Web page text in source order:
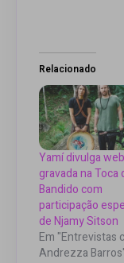
Relacionado
Yamí divulga
gravada na Toca
Bandido com
participação
de Njamy Sitson
Em "Entrevistas
Andrezza